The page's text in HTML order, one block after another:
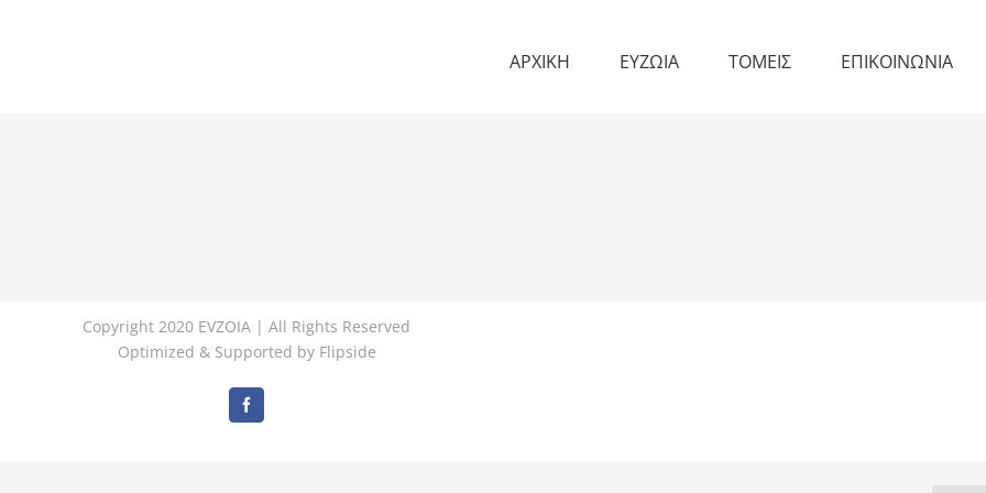
ΑΡΧΙΚΗ ΕΥΖΩΙΑ ΤΟΜΕΙΣ ΕΠΙΚΟΙΝΩΝΙΑ
Copyright 2020 EVZOIA | All Rights Reserved
Optimized & Supported by Flipside
Facebook